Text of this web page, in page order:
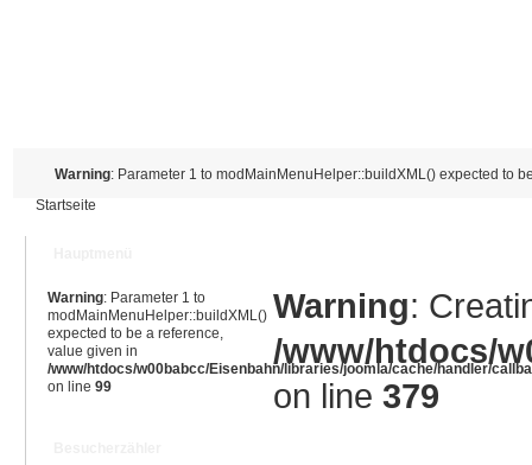
Warning: Parameter 1 to modMainMenuHelper::buildXML() expected to
Startseite
Warning: Parameter 1 to
modMainMenuHelper::buildXML()
expected to be a reference,
value given in
/www/htdocs/w00babcc/Eisenbahn/libraries/joomla/cache/handler/
on line 99
Warning:
/www/htdocs/
on line 379